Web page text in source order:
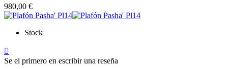
980,00 €
Stock

Se el primero en escribir una reseña